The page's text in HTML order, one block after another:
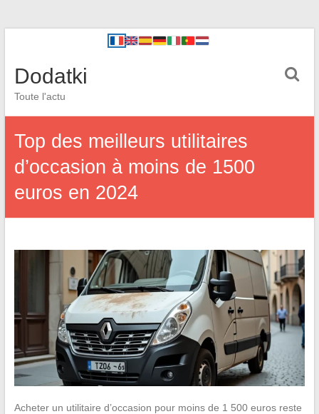
Dodatki
Toute l'actu
Top des meilleurs utilitaires
d’occasion à moins de 1500
euros en 2024
Acheter un utilitaire d’occasion pour moins de 1 500 euros reste